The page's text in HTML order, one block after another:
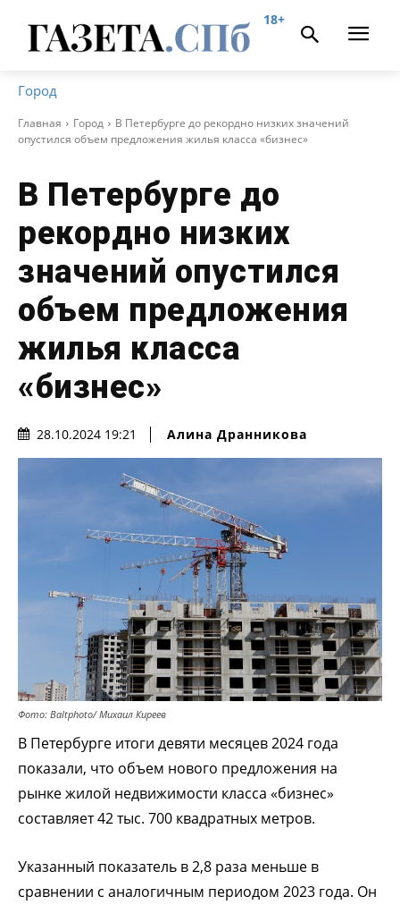
18+
Город
Главная Город
В Петербурге до рекордно низких значений
опустился объем предложения жилья класса «бизнес»
В Петербурге до
рекордно низких
значений опустился
объем предложения
жилья класса
«бизнес»
28.10.2024 19:21 Алина Дранникова
Фото: Baltphoto/ Михаил Киреев
В Петербурге итоги девяти месяцев 2024 года
показали, что объем нового предложения на
рынке жилой недвижимости класса «бизнес»
составляет 42 тыс. 700 квадратных метров.
Указанный показатель в 2,8 раза меньше в
сравнении с аналогичным периодом 2023 года. Он